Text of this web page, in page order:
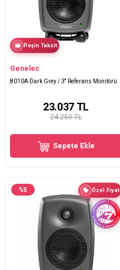
Peşin Taksit
Genelec
8010A Dark Grey / 3'' Referans Monitörü
24.250 TL
23.037TL
Sepete Ekle
%5 Özel Fiyat